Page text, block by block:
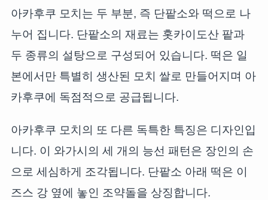
아카후쿠 모치는 두 부분, 즉 단팥소와 떡으로 나
누어 집니다. 단팥소의 재료는 홋카이도산 팥과
두 종류의 설탕으로 구성되어 있습니다. 떡은 일
본에서만 특별히 생산된 모치 쌀로 만들어지며 아
카후쿠에 독점적으로 공급됩니다.
아카후쿠 모치의 또 다른 독특한 특징은 디자인입
니다. 이 와가시의 세 개의 능선 패턴은 장인의 손
으로 세심하게 조각됩니다. 단팥소 아래 떡은 이
즈스 강 옆에 놓인 조약돌을 상징합니다.